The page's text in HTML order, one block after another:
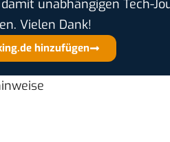
unabhängigen Tech-
Vielen Dank!
hinzufügen